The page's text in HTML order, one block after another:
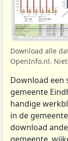
Download alle
OpenInfo.nl.
Download een
gemeente
handige
in de
download